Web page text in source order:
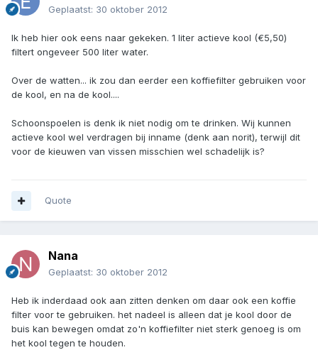
Geplaatst: 30 oktober 2012
Ik heb hier ook eens naar gekeken. 1 liter actieve kool (€5,50)
filtert ongeveer 500 liter water.
Over de watten... ik zou dan eerder een koffiefilter gebruiken voor
de kool, en na de kool....
Schoonspoelen is denk ik niet nodig om te drinken. Wij kunnen
actieve kool wel verdragen bij inname (denk aan norit), terwijl dit
voor de kieuwen van vissen misschien wel schadelijk is?
Quote
Nana
Geplaatst: 30 oktober 2012
Heb ik inderdaad ook aan zitten denken om daar ook een koffie
filter voor te gebruiken. het nadeel is alleen dat je kool door de
buis kan bewegen omdat zo'n koffiefilter niet sterk genoeg is om
het kool tegen te houden.